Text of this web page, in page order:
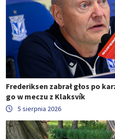
Frederiksen zabrał głos po
go w meczu z Klaksvík
5 sierpnia 2026